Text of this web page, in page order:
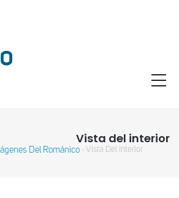
Vista del interior
Del Románico - Vista Del Interior